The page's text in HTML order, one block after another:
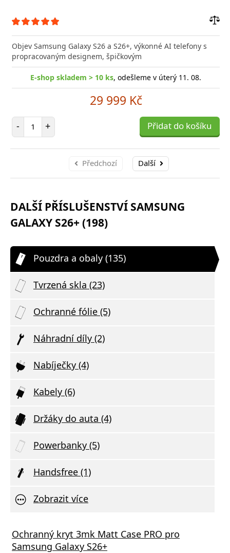
Objev Samsung Galaxy S26 a S26+, výkonné AI telefony s
propracovaným designem, špičkovým
E-shop skladem > 10 ks, odešleme v úterý 11. 08.
29 999 Kč
- Počet položek
+ Přidat do košíku
Předchozí Další
DALŠÍ PŘÍSLUŠENSTVÍ SAMSUNG
GALAXY S26+ (198)
Pouzdra a obaly (135)
Tvrzená skla (23)
Ochranné fólie (5)
Náhradní díly (2)
Nabíječky (4)
Kabely (6)
Držáky do auta (4)
Powerbanky (5)
Handsfree (1)
Zobrazit více
Ochranný kryt 3mk Matt Case PRO pro
Samsung Galaxy S26+